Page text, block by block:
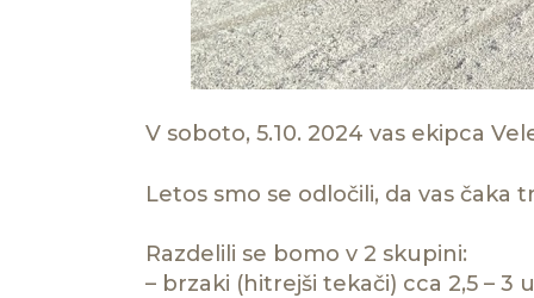
V soboto, 5.10. 2024 vas ekipca
Letos smo se odločili, da vas
Razdelili se bomo v 2 skupini:
– brzaki (hitrejši tekači) cca 2,5 – 3